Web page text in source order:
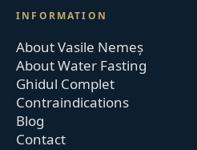
INFORMATION
About Vasile Nemeș
About Water Fasting
Ghidul Complet
Contraindications
Blog
Contact